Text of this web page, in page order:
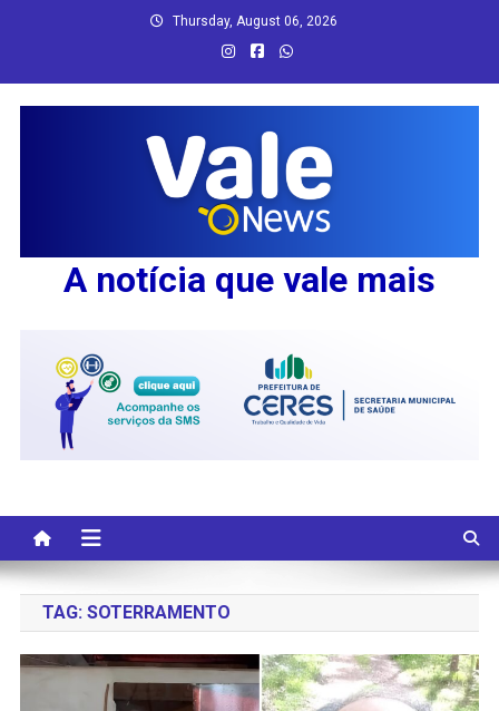
Thursday, August 06, 2026
A notícia que vale mais
TAG: SOTERRAMENTO